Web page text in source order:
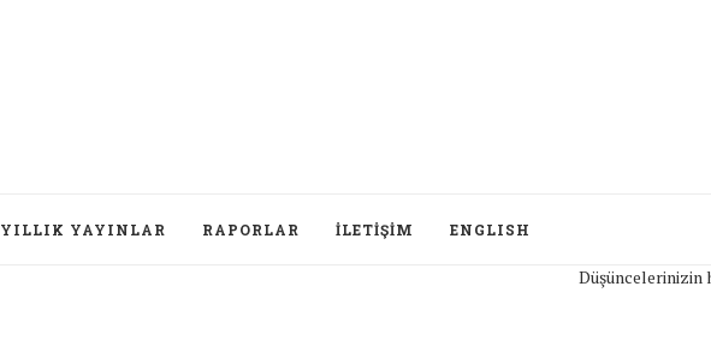
YILLIK YAYINLAR RAPORLAR İLETIŞIM ENGLISH
Düşüncelerinizin